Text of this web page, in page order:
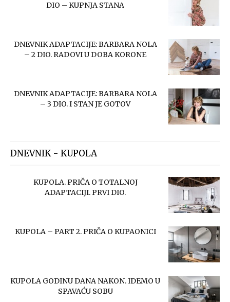
DIO – KUPNJA STANA
DNEVNIK ADAPTACIJE: BARBARA NOLA
– 2 DIO. RADOVI U DOBA KORONE
DNEVNIK ADAPTACIJE: BARBARA NOLA
– 3 DIO. I STAN JE GOTOV
DNEVNIK - KUPOLA
KUPOLA. PRIČA O TOTALNOJ
ADAPTACIJI. PRVI DIO.
KUPOLA – PART 2. PRIČA O KUPAONICI
KUPOLA GODINU DANA NAKON. IDEMO U
SPAVAĆU SOBU